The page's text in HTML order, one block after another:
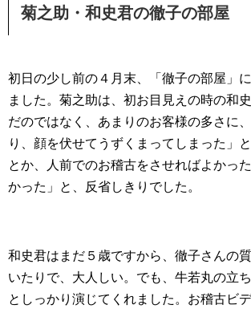
菊之助・和史君の徹子の部屋
初日の少し前の４月末、「徹子の部屋」
ました。菊之助は、初お目見えの時の和
だのではなく、あまりのお客様の多さに
り、顔を伏せてうずくまってしまった」
とか、人前でのお稽古をさせればよかっ
かった」と、反省しきりでした。
和史君はまだ５歳ですから、徹子さんの
いたりで、大人しい。でも、牛若丸の立
としっかり演じてくれました。お稽古ビ